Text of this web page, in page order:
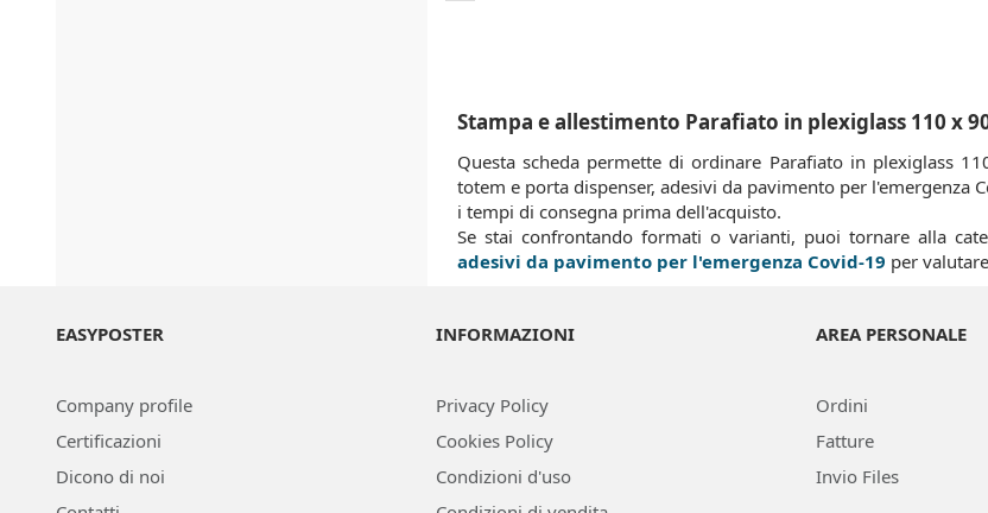
Stampa e allestimento Parafiato in plexiglass 110 x
Questa scheda permette di ordinare Parafiato in plexiglass
totem e porta dispenser, adesivi da pavimento per l'emergenza
i tempi di consegna prima dell'acquisto.
Se stai confrontando formati o varianti, puoi tornare alla
adesivi da pavimento per l'emergenza Covid-19 per
EASYPOSTER
Company profile
Certificazioni
Dicono di noi
INFORMAZIONI
Privacy Policy
Cookies Policy
Condizioni d'uso
AREA PERSONALE
Ordini
Fatture
Invio Files